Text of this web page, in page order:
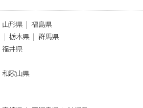
山形県
福島県
栃木県
群馬県
福井県
和歌山県